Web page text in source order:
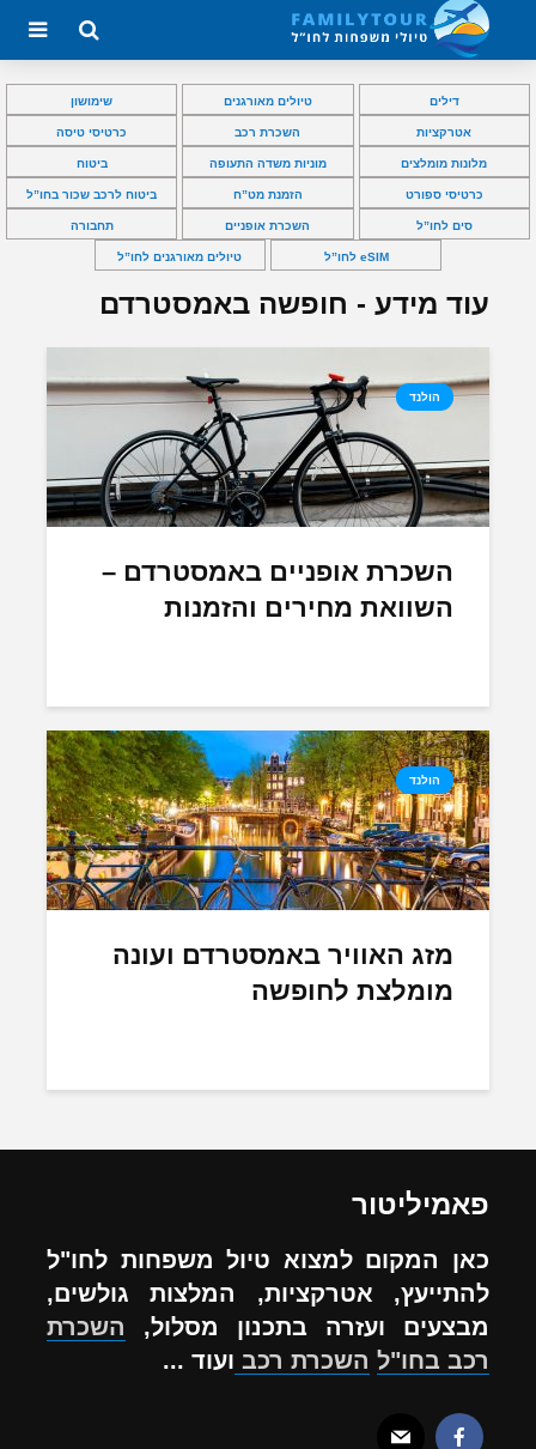
דילים טיולים מאורגנים שימושון
אטרקציות השכרת רכב כרטיסי טיסה
מלונות מומלצים מוניות משדה התעופה ביטוח
כרטיסי ספורט הזמנת מט”ח ביטוח לרכב שכור בחו”ל
סים לחו”ל השכרת אופניים תחבורה
eSIM לחו”ל טיולים מאורגנים לחו”ל
עוד מידע - חופשה באמסטרדם
הולנד
השכרת אופניים באמסטרדם –
השוואת מחירים והזמנות
הולנד
מזג האוויר באמסטרדם ועונה
מומלצת לחופשה
פאמיליטור
כאן המקום למצוא טיול משפחות לחו"ל
להתייעץ, אטרקציות, המלצות גולשים,
מבצעים ועזרה בתכנון מסלול, השכרת
רכב בחו"ל השכרת רכב ועוד ...